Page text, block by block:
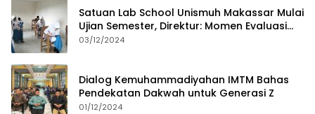
Satuan Lab School Unismuh Makassar Mulai
Ujian Semester, Direktur: Momen Evaluasi
Proses Pembelajaran
03/12/2024
Dialog Kemuhammadiyahan IMTM Bahas
Pendekatan Dakwah untuk Generasi Z
01/12/2024